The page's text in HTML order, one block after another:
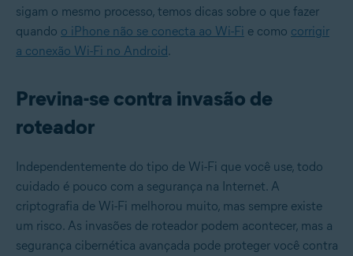
sigam o mesmo processo, temos dicas sobre o que fazer
quando o iPhone não se conecta ao Wi-Fi e como corrigir
a conexão Wi-Fi no Android.
Previna-se contra invasão de
roteador
Independentemente do tipo de Wi-Fi que você use, todo
cuidado é pouco com a segurança na Internet. A
criptografia de Wi-Fi melhorou muito, mas sempre existe
um risco. As invasões de roteador podem acontecer, mas a
segurança cibernética avançada pode proteger você contra